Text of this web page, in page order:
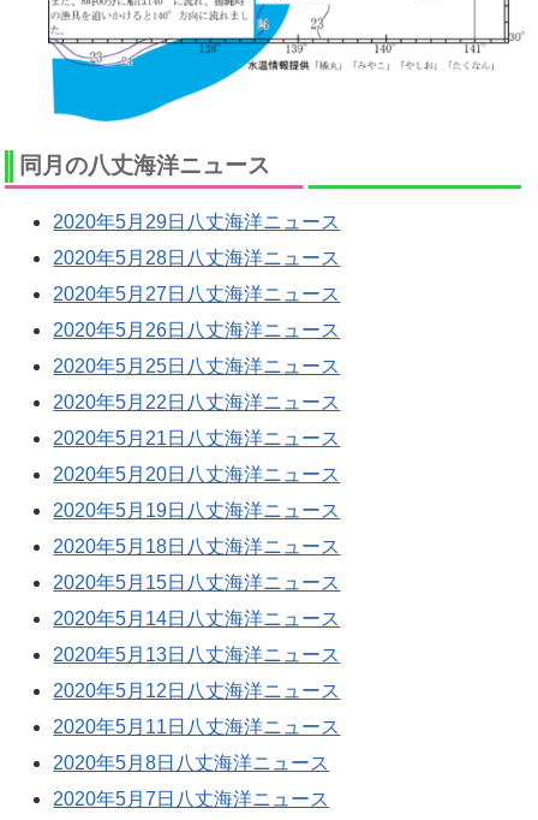
同月の八丈海洋ニュース
2020年5月29日八丈海洋ニュース
2020年5月28日八丈海洋ニュース
2020年5月27日八丈海洋ニュース
2020年5月26日八丈海洋ニュース
2020年5月25日八丈海洋ニュース
2020年5月22日八丈海洋ニュース
2020年5月21日八丈海洋ニュース
2020年5月20日八丈海洋ニュース
2020年5月19日八丈海洋ニュース
2020年5月18日八丈海洋ニュース
2020年5月15日八丈海洋ニュース
2020年5月14日八丈海洋ニュース
2020年5月13日八丈海洋ニュース
2020年5月12日八丈海洋ニュース
2020年5月11日八丈海洋ニュース
2020年5月8日八丈海洋ニュース
2020年5月7日八丈海洋ニュース